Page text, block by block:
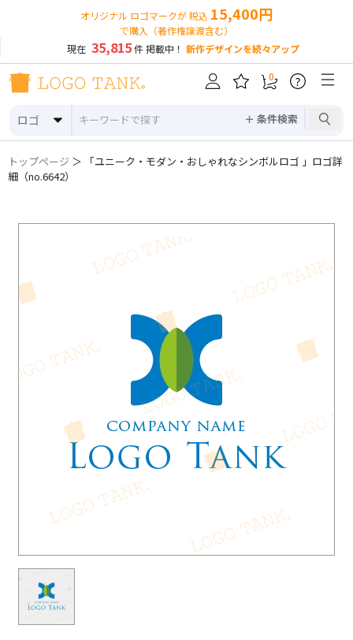
オリジナル ロゴマークが 税込 15,400円
で購入（著作権譲渡含む）
現在 35,815件 掲載中！ 新作デザインを続々アップ
ロゴ ＋ 条件検索
0 ?
トップページ ＞ 「ユニーク・モダン・おしゃれなシンボルロゴ 」ロゴ詳
細（no.6642）